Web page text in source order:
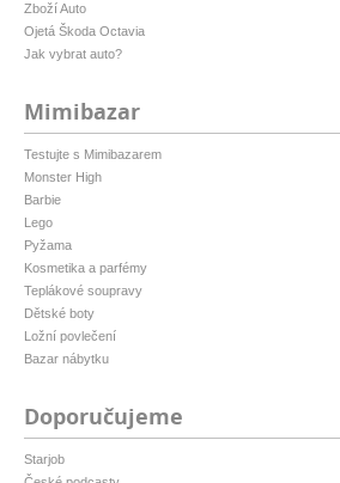
Zboží Auto
Ojetá Škoda Octavia
Jak vybrat auto?
Mimibazar
Testujte s Mimibazarem
Monster High
Barbie
Lego
Pyžama
Kosmetika a parfémy
Teplákové soupravy
Dětské boty
Ložní povlečení
Bazar nábytku
Doporučujeme
Starjob